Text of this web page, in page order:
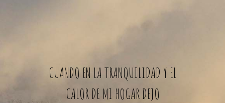
CUANDO EN LA TRANQUILIDAD Y EL
CALOR DE MI HOGAR DEJO